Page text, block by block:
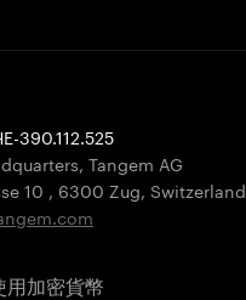
390.112.525
Tangem AG
10 , 6300 Zug, Switzerland
加密貨幣